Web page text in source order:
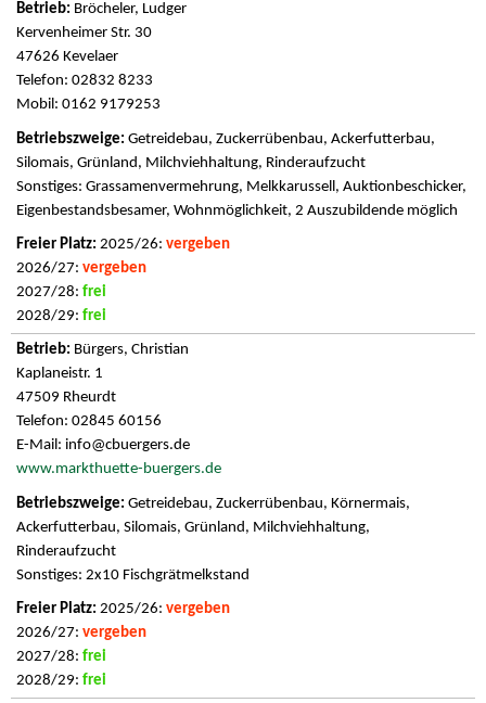
Bröcheler, Ludger
Kervenheimer Str. 30
47626 Kevelaer
Telefon: 02832 8233
Mobil: 0162 9179253
Getreidebau, Zuckerrübenbau, Ackerfutterbau,
Silomais, Grünland, Milchviehhaltung, Rinderaufzucht
Sonstiges: Grassamenvermehrung, Melkkarussell, Auktionbeschicker,
Eigenbestandsbesamer, Wohnmöglichkeit, 2 Auszubildende möglich
2025/26: vergeben
2026/27: vergeben
2027/28: frei
2028/29: frei
Bürgers, Christian
Kaplaneistr. 1
47509 Rheurdt
Telefon: 02845 60156
E-Mail: info@cbuergers.de
www.markthuette-buergers.de
Getreidebau, Zuckerrübenbau, Körnermais,
Ackerfutterbau, Silomais, Grünland, Milchviehhaltung,
Rinderaufzucht
Sonstiges: 2x10 Fischgrätmelkstand
2025/26: vergeben
2026/27: vergeben
2027/28: frei
2028/29: frei